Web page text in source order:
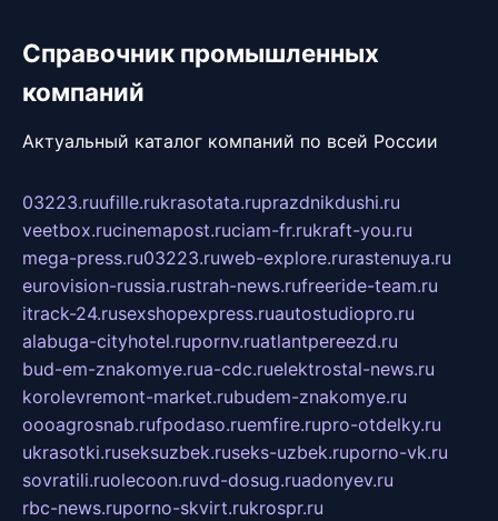
Справочник промышленных
компаний
Актуальный каталог компаний по всей России
03223.ruufille.rukrasotata.ruprazdnikdushi.ru
veetbox.rucinemapost.ruciam-fr.rukraft-you.ru
mega-press.ru03223.ruweb-explore.rurastenuya.ru
eurovision-russia.rustrah-news.rufreeride-team.ru
itrack-24.rusexshopexpress.ruautostudiopro.ru
alabuga-cityhotel.rupornv.ruatlantpereezd.ru
bud-em-znakomye.rua-cdc.ruelektrostal-news.ru
korolevremont-market.rubudem-znakomye.ru
oooagrosnab.rufpodaso.ruemfire.rupro-otdelky.ru
ukrasotki.ruseksuzbek.ruseks-uzbek.ruporno-vk.ru
sovratili.ruolecoon.ruvd-dosug.ruadonyev.ru
rbc-news.ruporno-skvirt.rukrospr.ru